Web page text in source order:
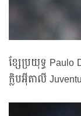
ខ្សែប្រយុទ្ធ Paulo
ក្លិបអ៊ីតាលី